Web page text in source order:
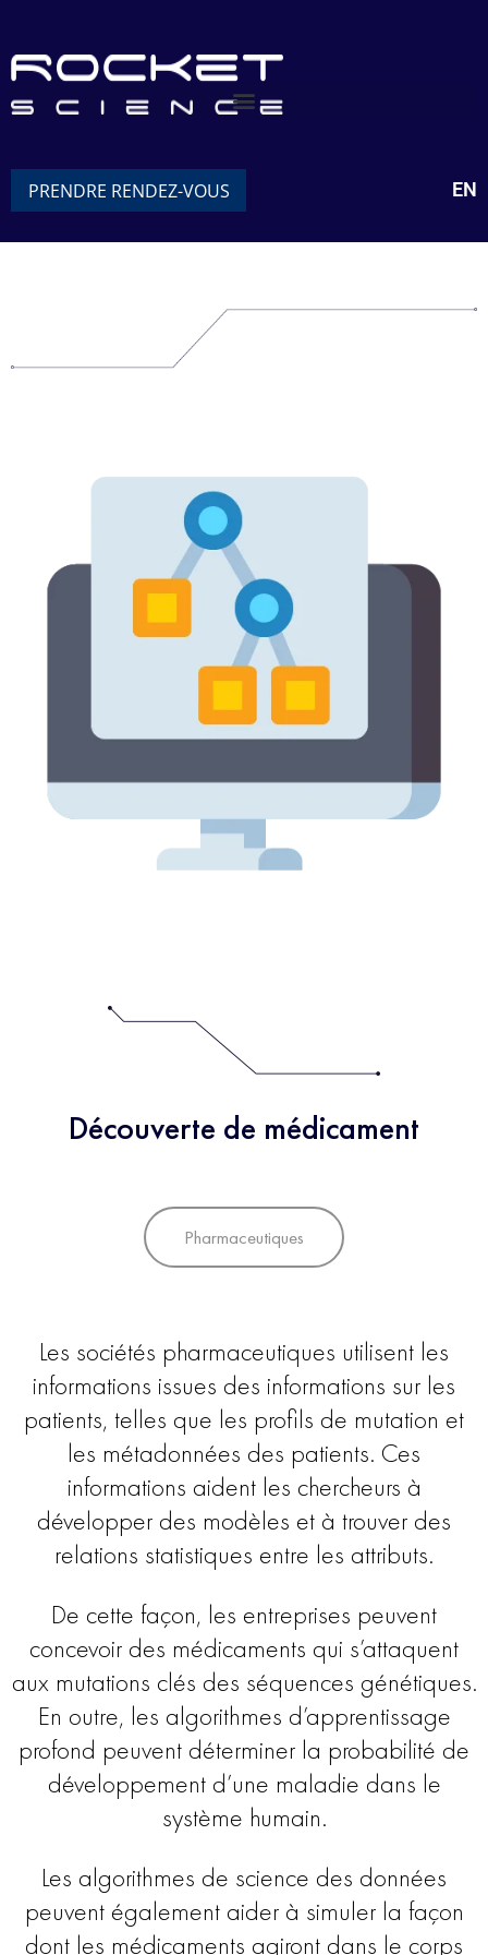
PRENDRE RENDEZ-VOUS EN
Découverte de médicament
Pharmaceutiques
Les sociétés pharmaceutiques utilisent les
informations issues des informations sur les
patients, telles que les profils de mutation et
les métadonnées des patients. Ces
informations aident les chercheurs à
développer des modèles et à trouver des
relations statistiques entre les attributs.
De cette façon, les entreprises peuvent
concevoir des médicaments qui s’attaquent
aux mutations clés des séquences génétiques.
En outre, les algorithmes d’apprentissage
profond peuvent déterminer la probabilité de
développement d’une maladie dans le
système humain.
Les algorithmes de science des données
peuvent également aider à simuler la façon
dont les médicaments agiront dans le corps